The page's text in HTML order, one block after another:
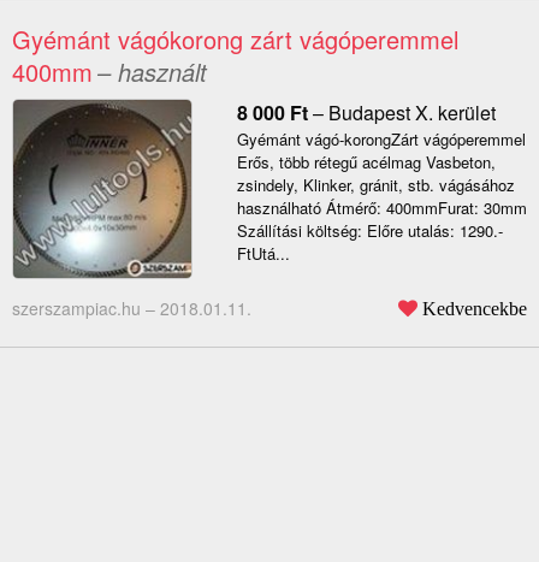
Gyémánt vágókorong zárt vágóperemmel
400mm– használt
8 000 Ft– Budapest X. kerület
Gyémánt vágó-korongZárt vágóperemmel
Erős, több rétegű acélmag Vasbeton,
zsindely, Klinker, gránit, stb. vágásához
használható Átmérő: 400mmFurat: 30mm
Szállítási költség: Előre utalás: 1290.-
FtUtá...
szerszampiac.hu – 2018.01.11. Kedvencekbe